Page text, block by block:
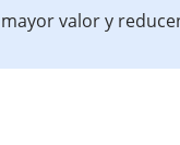
valor y